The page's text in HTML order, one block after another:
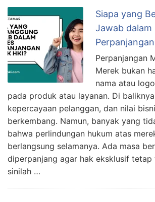
Siapa yang
Jawab dalam
Perpanjangan
Merek bukan
nama atau
pada produk atau layanan. Di
kepercayaan pelanggan, dan nilai
berkembang. Namun, banyak yang
bahwa perlindungan hukum atas
berlangsung selamanya. Ada masa
diperpanjang agar hak eksklusif tetap
sinilah …